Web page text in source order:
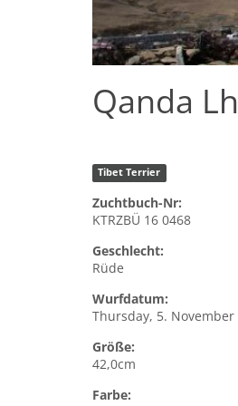
Qanda
Tibet Terrier
Zuchtbuch-Nr:
KTRZBÜ 16 0468
Geschlecht:
Rüde
Wurfdatum:
Thursday, 5. November
Größe:
42,0cm
Farbe: